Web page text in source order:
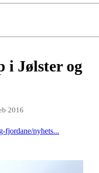
i Jølster og
2016
fjordane/nyhets...